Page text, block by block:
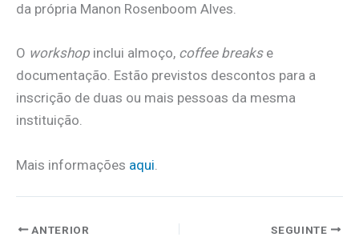
da própria Manon Rosenboom Alves.
O workshop inclui almoço, coffee breakse
documentação. Estão previstos descontos para a
inscrição de duas ou mais pessoas da mesma
instituição.
Mais informações aqui
ANTERIOR SEGUINTE